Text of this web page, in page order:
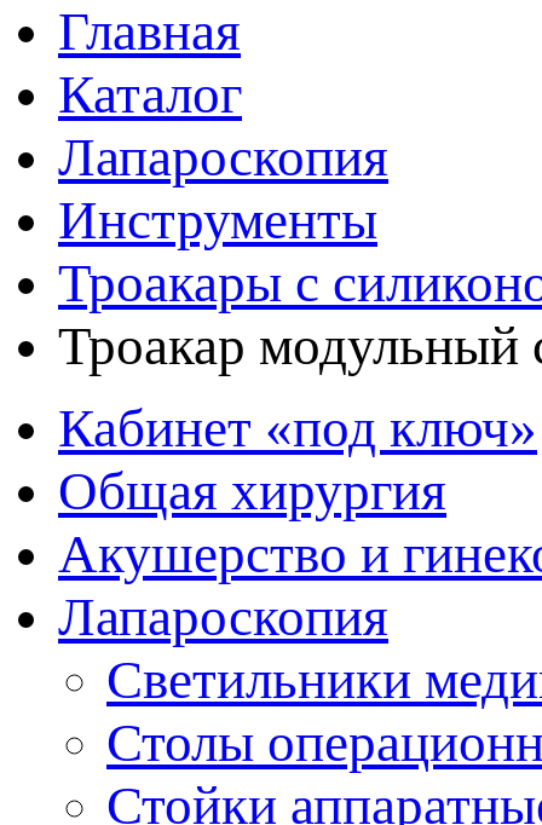
Главная
Каталог
Лапароскопия
Инструменты
Троакары с
Троакар модульный
Кабинет «под ключ»
Общая хирургия
Акушерство и
Лапароскопия
Светильники
Столы
Стойки